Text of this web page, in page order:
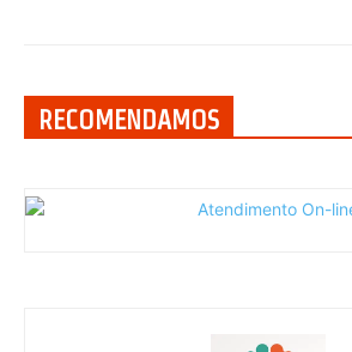
RECOMENDAMOS